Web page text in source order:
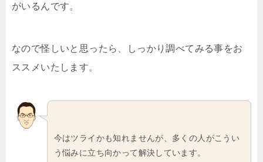
がいるんです。
なので怪しいと思ったら、しっかり調べてみる事をお
ススメいたします。
今はツライかも知れませんが、多くの人がこうい
う悩みに立ち向かって解決しています。